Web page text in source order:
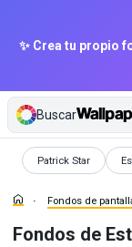
✨ Crea tu propio
Buscar
Patrick Star
Fondos de pantalla
Fondos de
Fondos de